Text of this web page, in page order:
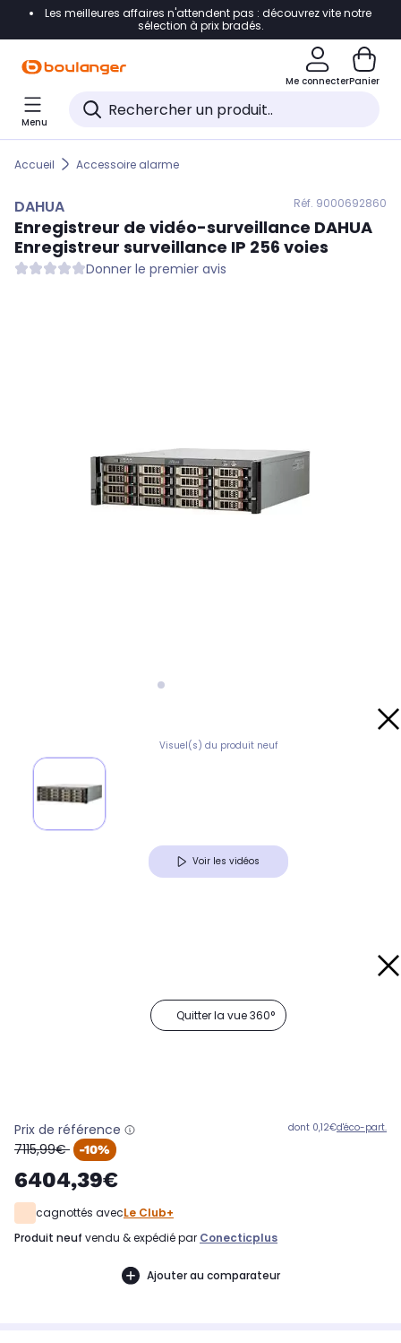
Accéder directement à la navigation
Accéder directement au pied de page
Accéder directement au chatbot
Les meilleures affaires n'attendent pas : découvrez vite notre
sélection à prix bradés.
Me connecterPanier
Menu
Accueil Accessoire alarme
DAHUA Réf. 9000692860
Enregistreur de vidéo-surveillance DAHUA
Enregistreur surveillance IP 256 voies
Donner le premier avis
Visuel(s) du produit neuf
Voir les vidéos
Quitter la vue 360°
Prix de référence
oldPrice
7115,99€ -10%
6404,39€
dont 0,12€d'éco-part.
cagnottés avecLe Club+
produit neuf vendu & expédié par Conecticplus
Ajouter au comparateur